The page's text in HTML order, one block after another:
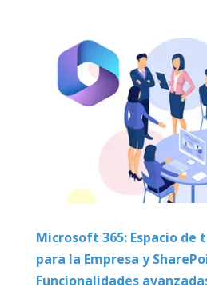
Microsoft 365: Espacio de
para la Empresa y
Funcionalidades